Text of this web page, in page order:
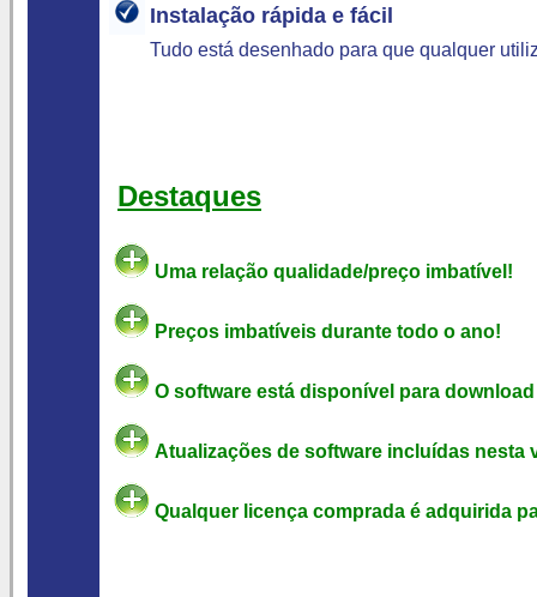
Instalação rápida e fácil
Tudo está desenhado para que qualquer
Destaques
Uma relação qualidade/preço imbatível!
Preços imbatíveis durante todo o ano!
O software está disponível para
Atualizações de software incluídas nesta
Qualquer licença comprada é adquirida